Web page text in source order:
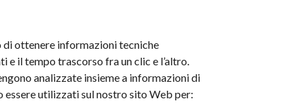
ottenere informazioni tecniche
e il tempo trascorso fra un clic e l’altro.
analizzate insieme a informazioni di
utilizzati sul nostro sito Web per: